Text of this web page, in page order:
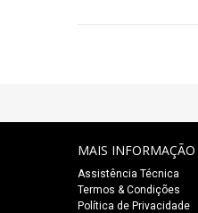
MAIS INFORMAÇÃO
Assistência Técnica
Termos & Condições
Política de Privacidade